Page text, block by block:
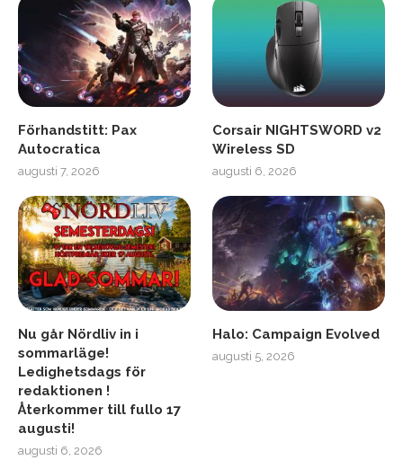
Förhandstitt: Pax
Autocratica
augusti 7, 2026
Corsair NIGHTSWORD v2
Wireless SD
augusti 6, 2026
Nu går Nördliv in i
sommarläge!
Ledighetsdags för
redaktionen !
Återkommer till fullo 17
augusti!
augusti 6, 2026
Halo: Campaign Evolved
augusti 5, 2026